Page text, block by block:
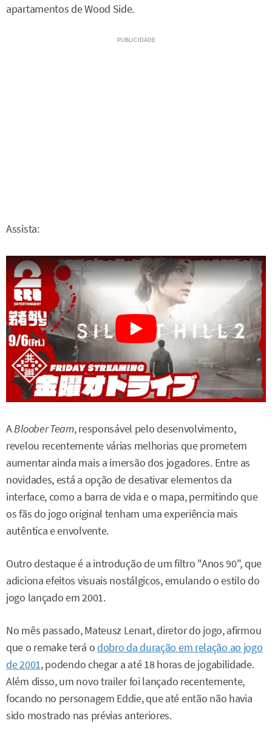
apartamentos de Wood Side.
Assista:
ABloober Team, responsável pelo desenvolvimento,
revelou recentemente várias melhorias que prometem
aumentar ainda mais a imersão dos jogadores. Entre as
novidades, está a opção de desativar elementos da
interface, como a barra de vida e o mapa, permitindo que
os fãs do jogo original tenham uma experiência mais
autêntica e envolvente.
Outro destaque é a introdução de um filtro "Anos 90", que
adiciona efeitos visuais nostálgicos, emulando o estilo do
jogo lançado em 2001.
No mês passado, Mateusz Lenart, diretor do jogo, afirmou
que o remake terá odobro da duração em relação ao jogo
de 2001, podendo chegar a até 18 horas de jogabilidade.
Além disso, um novo trailer foi lançado recentemente,
focando no personagem Eddie, que até então não havia
sido mostrado nas prévias anteriores.